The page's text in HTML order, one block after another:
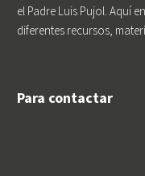
el Padre Luis Pujol. Aquí
diferentes recursos,
Para contactar